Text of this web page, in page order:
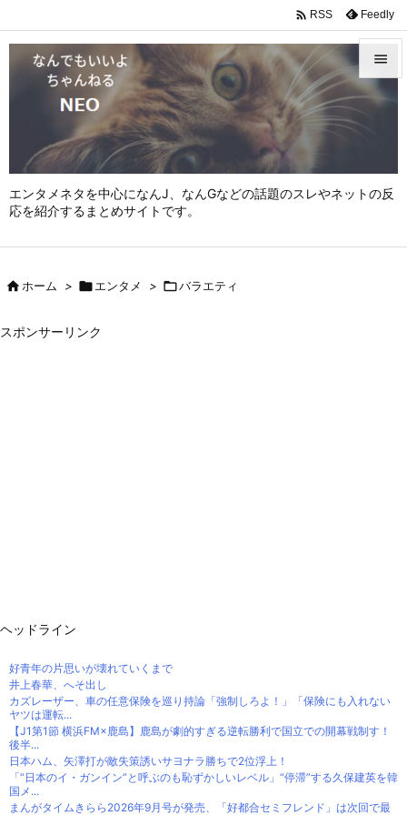
エンタメネタを中心になんJ、なんGなどの話題のスレやネットの反
応を紹介するまとめサイトです。



 RSS Feedly
ホーム > エンタメ > バラエティ
スポンサーリンク
ヘッドライン
好青年の片思いが壊れていくまで
井上春華、へそ出し
カズレーザー、車の任意保険を巡り持論「強制しろよ！」「保険にも入れない
ヤツは運転...
【J1第1節 横浜FM×鹿島】鹿島が劇的すぎる逆転勝利で国立での開幕戦制す！
後半...
日本ハム、矢澤打が敵失策誘いサヨナラ勝ちで2位浮上！
「“日本のイ・ガンイン”と呼ぶのも恥ずかしいレベル」“停滞”する久保建英を韓
国メ...
まんがタイムきらら2026年9月号が発売、「好都合セミフレンド」は次回で最